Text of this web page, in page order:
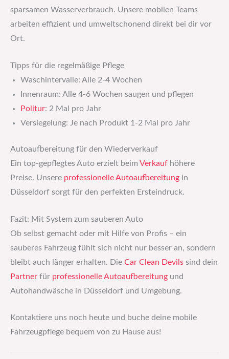
sparsamen Wasserverbrauch. Unsere mobilen Teams
arbeiten effizient und umweltschonend direkt bei dir vor
Ort.
Tipps für die regelmäßige Pflege
Waschintervalle: Alle 2-4 Wochen
Innenraum: Alle 4-6 Wochen saugen und pflegen
Politur: 2 Mal pro Jahr
Versiegelung: Je nach Produkt 1-2 Mal pro Jahr
Autoaufbereitung für den Wiederverkauf
Ein top-gepflegtes Auto erzielt beim Verkauf höhere
Preise. Unsere professionelle Autoaufbereitung in
Düsseldorf sorgt für den perfekten Ersteindruck.
Fazit: Mit System zum sauberen Auto
Ob selbst gemacht oder mit Hilfe von Profis – ein
sauberes Fahrzeug fühlt sich nicht nur besser an, sondern
bleibt auch länger erhalten. Die Car Clean Devils sind dein
Partner für professionelle Autoaufbereitung und
Autohandwäsche in Düsseldorf und Umgebung.
Kontaktiere uns noch heute und buche deine mobile
Fahrzeugpflege bequem von zu Hause aus!